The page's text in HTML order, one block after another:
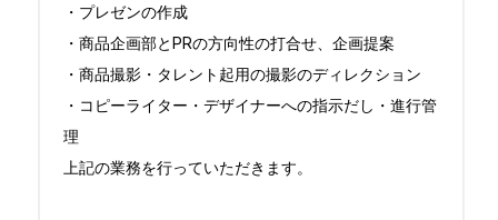
・プレゼンの作成
・商品企画部とPRの方向性の打合せ、企画提案
・商品撮影・タレント起用の撮影のディレクション
・コピーライター・デザイナーへの指示だし・進行管
理
上記の業務を行っていただきます。